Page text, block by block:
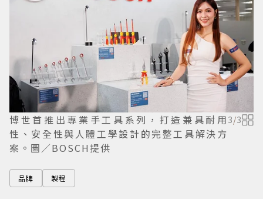
博世首推出專業手工具系列，打造兼具耐用
性、安全性與人體工學設計的完整工具解決方
案。圖／BOSCH提供
3/3
品牌 製程